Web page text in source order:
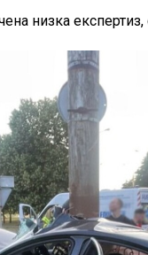
низка експертиз,